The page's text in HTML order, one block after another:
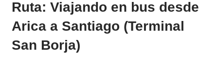
Ruta: Viajando en bus desde
Arica a Santiago (Terminal
San Borja)